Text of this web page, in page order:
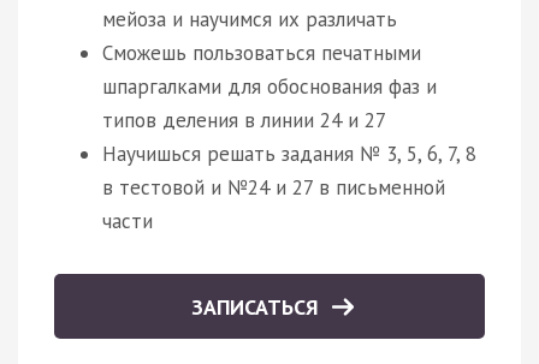
мейоза и научимся их различать
Сможешь пользоваться печатными
шпаргалками для обоснования фаз и
типов деления в линии 24 и 27
Научишься решать задания № 3, 5, 6, 7, 8
в тестовой и №24 и 27 в письменной
части
ЗАПИСАТЬСЯ